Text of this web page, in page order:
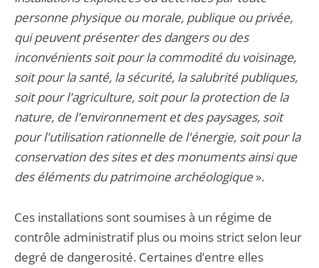
personne physique ou morale, publique ou privée,
qui peuvent présenter des dangers ou des
inconvénients soit pour la commodité du voisinage,
soit pour la santé, la sécurité, la salubrité publiques,
soit pour l'agriculture, soit pour la protection de la
nature, de l'environnement et des paysages, soit
pour l'utilisation rationnelle de l'énergie, soit pour la
conservation des sites et des monuments ainsi que
des éléments du patrimoine archéologique ».
Ces installations sont soumises à un régime de
contrôle administratif plus ou moins strict selon leur
degré de dangerosité. Certaines d’entre elles